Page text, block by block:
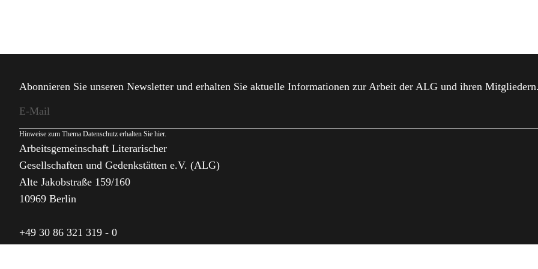
Abonnieren Sie unseren Newsletter und erhalten Sie aktuelle Informationen zur Arbeit der ALG und ihren Mitgliedern.
Hinweise zum Thema Datenschutz erhalten Sie hier.
Arbeitsgemeinschaft Literarischer
Gesellschaften und Gedenkstätten e.V. (ALG)
Alte Jakobstraße 159/160
10969 Berlin
+49 30 86 321 319 - 0